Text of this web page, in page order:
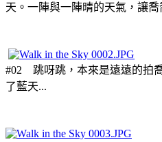
天。一陣與一陣晴的天氣，讓
#02 跳呀跳，本來是遠遠的拍
了藍天...